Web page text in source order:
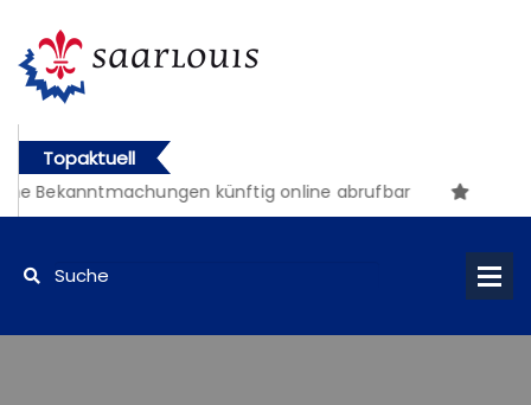
Topaktuell
Bekanntmachungen künftig online abrufbar